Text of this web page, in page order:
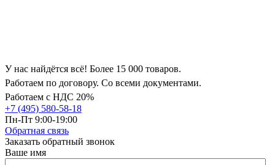
У нас найдётся всё! Более 15 000 товаров.
Работаем по договору. Со всеми документами.
Работаем с НДС 20%
+7 (495) 580-58-18
Пн-Пт 9:00-19:00
Обратная связь
Заказать обратный звонок
Ваше имя